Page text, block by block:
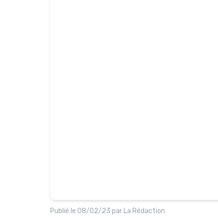
Publié le 08/02/23 par La Rédaction